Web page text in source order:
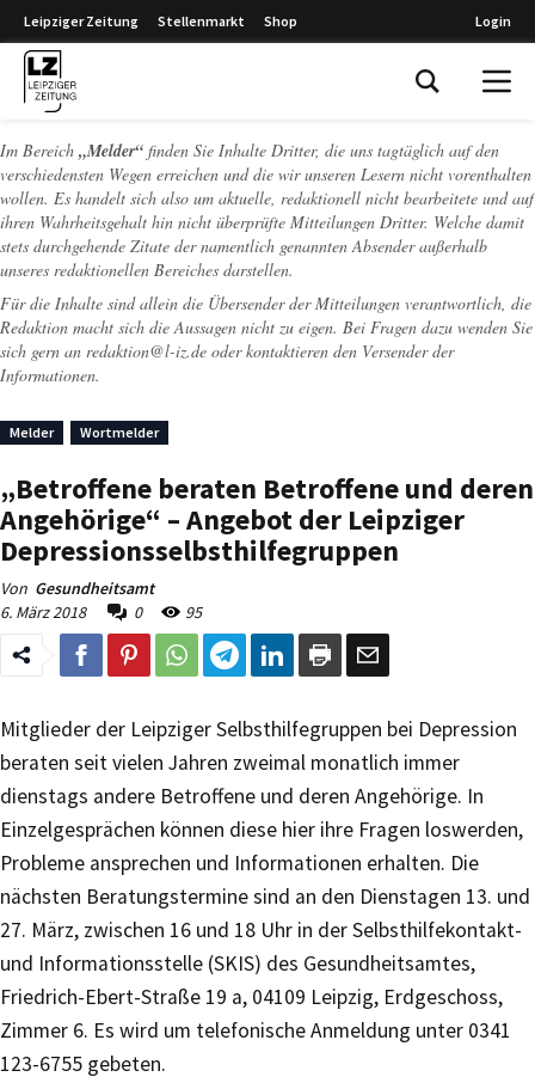
Leipziger Zeitung Stellenmarkt Shop Login
Im Bereich „Melder“ finden Sie Inhalte Dritter, die uns tagtäglich auf den
verschiedensten Wegen erreichen und die wir unseren Lesern nicht vorenthalten
wollen. Es handelt sich also um aktuelle, redaktionell nicht bearbeitete und auf
ihren Wahrheitsgehalt hin nicht überprüfte Mitteilungen Dritter. Welche damit
stets durchgehende Zitate der namentlich genannten Absender außerhalb
unseres redaktionellen Bereiches darstellen.
Für die Inhalte sind allein die Übersender der Mitteilungen verantwortlich, die
Redaktion macht sich die Aussagen nicht zu eigen. Bei Fragen dazu wenden Sie
sich gern an redaktion@l-iz.de oder kontaktieren den Versender der
Informationen.
Melder Wortmelder
„Betroffene beraten Betroffene und deren
Angehörige“ – Angebot der Leipziger
Depressionsselbsthilfegruppen
Von Gesundheitsamt
6. März 2018
0 95
Mitglieder der Leipziger Selbsthilfegruppen bei Depression
beraten seit vielen Jahren zweimal monatlich immer
dienstags andere Betroffene und deren Angehörige. In
Einzelgesprächen können diese hier ihre Fragen loswerden,
Probleme ansprechen und Informationen erhalten. Die
nächsten Beratungstermine sind an den Dienstagen 13. und
27. März, zwischen 16 und 18 Uhr in der Selbsthilfekontakt-
und Informationsstelle (SKIS) des Gesundheitsamtes,
Friedrich-Ebert-Straße 19 a, 04109 Leipzig, Erdgeschoss,
Zimmer 6. Es wird um telefonische Anmeldung unter 0341
123-6755 gebeten.